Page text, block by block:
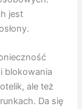
jest
blokowania
ale też
Da się